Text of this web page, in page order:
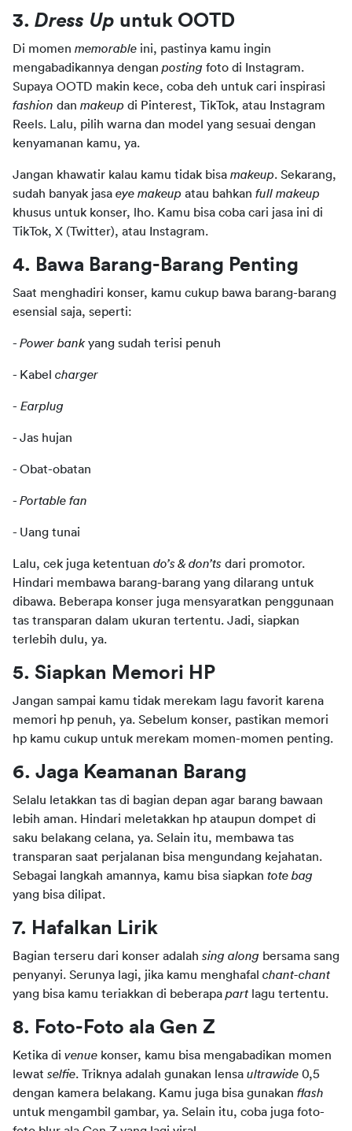
3. Dress Up untuk OOTD
Di momen memorable ini, pastinya kamu ingin
mengabadikannya dengan posting foto di Instagram.
fashion dan makeup di Pinterest, TikTok, atau Instagram
Reels. Lalu, pilih warna dan model yang sesuai dengan
kenyamanan kamu, ya.
Jangan khawatir kalau kamu tidak bisa makeup. Sekarang,
sudah banyak jasa eye makeup atau bahkan full makeup
khusus untuk konser, lho. Kamu bisa coba cari jasa ini di
TikTok, X (Twitter), atau Instagram.
4. Bawa Barang-Barang Penting
Saat menghadiri konser, kamu cukup bawa barang-barang
esensial saja, seperti:
- Power bank yang sudah terisi penuh
- Kabel charger
- Earplug
- Jas hujan
- Obat-obatan
- Portable fan
- Uang tunai
Lalu, cek juga ketentuan do’s & don’ts dari promotor.
Hindari membawa barang-barang yang dilarang untuk
dibawa. Beberapa konser juga mensyaratkan penggunaan
tas transparan dalam ukuran tertentu. Jadi, siapkan
terlebih dulu, ya.
5. Siapkan Memori HP
Jangan sampai kamu tidak merekam lagu favorit karena
memori hp penuh, ya. Sebelum konser, pastikan memori
hp kamu cukup untuk merekam momen-momen penting.
6. Jaga Keamanan Barang
Selalu letakkan tas di bagian depan agar barang bawaan
lebih aman. Hindari meletakkan hp ataupun dompet di
saku belakang celana, ya. Selain itu, membawa tas
transparan saat perjalanan bisa mengundang kejahatan.
Sebagai langkah amannya, kamu bisa siapkan
yang bisa dilipat.
7. Hafalkan Lirik
Bagian terseru dari konser adalah sing along bersama sang
penyanyi. Serunya lagi, jika kamu menghafal
yang bisa kamu teriakkan di beberapa part lagu tertentu.
8. Foto-Foto ala Gen Z
Ketika di venue konser, kamu bisa mengabadikan momen
lewat selfie. Triknya adalah gunakan lensa ultrawide 0,5
dengan kamera belakang. Kamu juga bisa gunakan
untuk mengambil gambar, ya. Selain itu, coba juga foto-